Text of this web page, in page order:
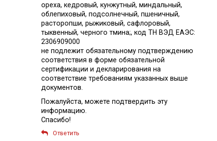
ореха, кедровый, кунжутный, миндальный,
облепиховый, подсолнечный, пшеничный,
расторопши, рыжиковый, сафлоровый,
тыквенный, черного тмина;, код ТН ВЭД ЕАЭС:
2306909000
не подлежит обязательному подтверждению
соответствия в форме обязательной
сертификации и декларирования на
соответствие требованиям указанных выше
документов.
Пожалуйста, можете подтвердить эту
информацию.
Спасибо!
Ответить